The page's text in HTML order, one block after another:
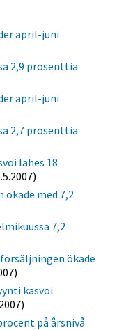
april-juni
2,9 prosenttia
april-juni
2,7 prosenttia
lähes 18
med 7,2
7,2
ökade
kasvoi
på årsnivå